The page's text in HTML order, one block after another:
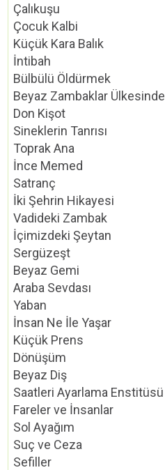
Çalıkuşu
Çocuk Kalbi
Küçük Kara Balık
İntibah
Bülbülü Öldürmek
Beyaz Zambaklar Ülkesinde
Don Kişot
Sineklerin Tanrısı
Toprak Ana
İnce Memed
Satranç
İki Şehrin Hikayesi
Vadideki Zambak
İçimizdeki Şeytan
Sergüzeşt
Beyaz Gemi
Araba Sevdası
Yaban
İnsan Ne İle Yaşar
Küçük Prens
Dönüşüm
Beyaz Diş
Saatleri Ayarlama Enstitüsü
Fareler ve İnsanlar
Sol Ayağım
Suç ve Ceza
Sefiller